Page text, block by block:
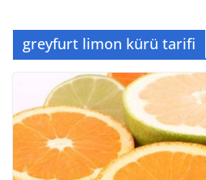
greyfurt limon kürü tarifi